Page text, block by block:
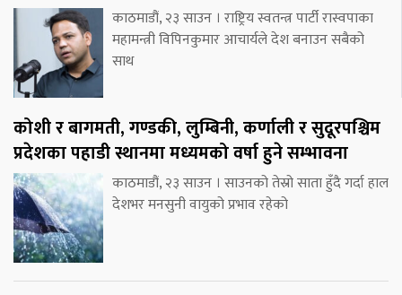
काठमाडौं, २३ साउन । राष्ट्रिय स्वतन्त्र पार्टी रास्वपाका
महामन्त्री विपिनकुमार आचार्यले देश बनाउन सबैको
साथ
कोशी र बागमती, गण्डकी, लुम्बिनी, कर्णाली र सुदूरपश्चिम
प्रदेशका पहाडी स्थानमा मध्यमको वर्षा हुने सम्भावना
काठमाडौं, २३ साउन । साउनको तेस्रो साता हुँदै गर्दा हाल
देशभर मनसुनी वायुको प्रभाव रहेको